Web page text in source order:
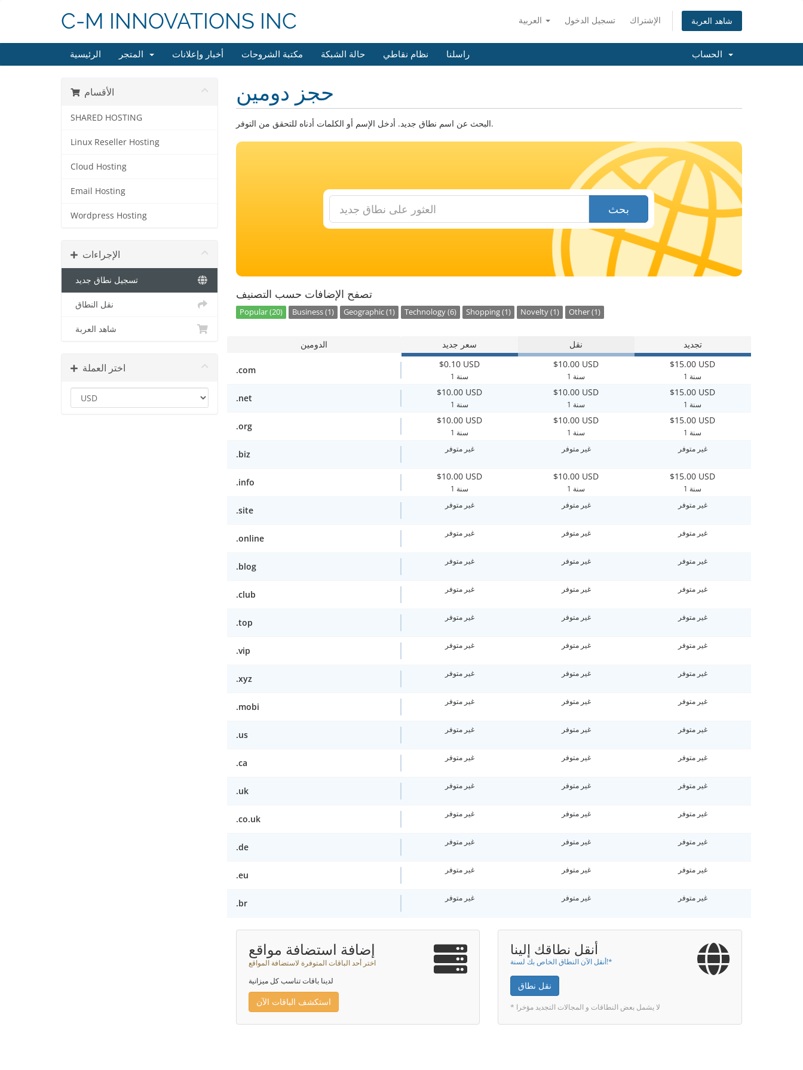
تسجيل الدخول الإشتراك شاهد العربة C-M INNOVATIONS INC
الرئيسية أخبار وإعلانات مكتبة الشروحات حالة الشبكة نظام نقاطي راسلنا
الأقسام
SHARED HOSTING
Linux Reseller Hosting
Cloud Hosting
Email Hosting
Wordpress Hosting
الإجراءات
تسجيل نطاق جديد
نقل النطاق
شاهد العربة
اختر العملة
حجز دومين
البحث عن اسم نطاق جديد. أدخل الإسم أو الكلمات أدناه للتحقق من التوفر.
بحث
تصفح الإضافات حسب التصنيف
Popular (20) Business (1) Geographic (1) Technology (6) Shopping (1) Novelty (1) Other (1)
الدومين سعر جديد نقل تجديد
.com
$0.10 USD
1 سنة
$10.00 USD
1 سنة
$15.00 USD
1 سنة
.net
$10.00 USD
1 سنة
$10.00 USD
1 سنة
$15.00 USD
1 سنة
.org
$10.00 USD
1 سنة
$10.00 USD
1 سنة
$15.00 USD
1 سنة
.biz غير متوفر غير متوفر غير متوفر
.info
$10.00 USD
1 سنة
$10.00 USD
1 سنة
$15.00 USD
1 سنة
.site غير متوفر غير متوفر غير متوفر
.online غير متوفر غير متوفر غير متوفر
.blog غير متوفر غير متوفر غير متوفر
.club غير متوفر غير متوفر غير متوفر
.top غير متوفر غير متوفر غير متوفر
.vip غير متوفر غير متوفر غير متوفر
.xyz غير متوفر غير متوفر غير متوفر
.mobi غير متوفر غير متوفر غير متوفر
.us غير متوفر غير متوفر غير متوفر
.ca غير متوفر غير متوفر غير متوفر
.uk غير متوفر غير متوفر غير متوفر
.co.uk غير متوفر غير متوفر غير متوفر
.de غير متوفر غير متوفر غير متوفر
.eu غير متوفر غير متوفر غير متوفر
.br غير متوفر غير متوفر غير متوفر
إضافة استضافة مواقع
اختر أحد الباقات المتوفرة لاستضافة المواقع
لدينا باقات تناسب كل ميزانية
استكشف الباقات الآن
أنقل نطاقك إلينا
أنقل الآن النطاق الخاص بك لسنة!*
نقل نطاق
* لا يشمل بعض النطاقات و المجالات التجديد مؤخرا